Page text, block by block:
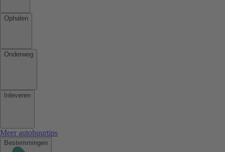
Ophalen
Onderweg
Inleveren
Meer autohuurtips
Bestemmingen